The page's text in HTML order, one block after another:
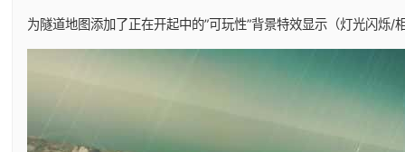
为隧道地图添加了正在开起中的”可玩性”背景特效显示（灯光闪烁/